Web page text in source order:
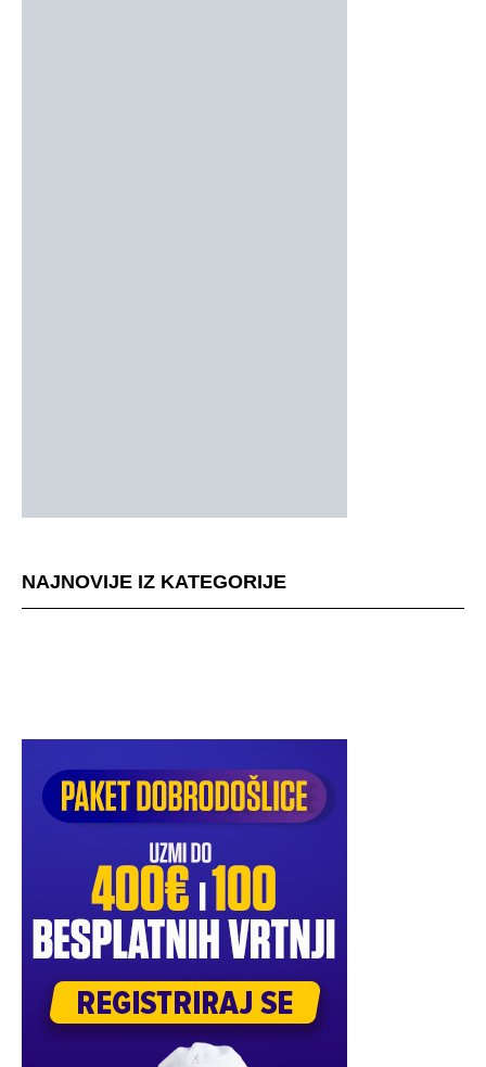
NAJNOVIJE IZ KATEGORIJE